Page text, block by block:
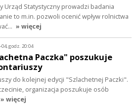
Urząd Statystyczny prowadzi badania
to m.in. pozwoli ocenić wpływ rolnictwa
» więcej
04, godz. 20:04
Paczka" poszukuje
do kolejnej edycji "Szlachetnej Paczki".
organizacja poszukuje osób
» więcej